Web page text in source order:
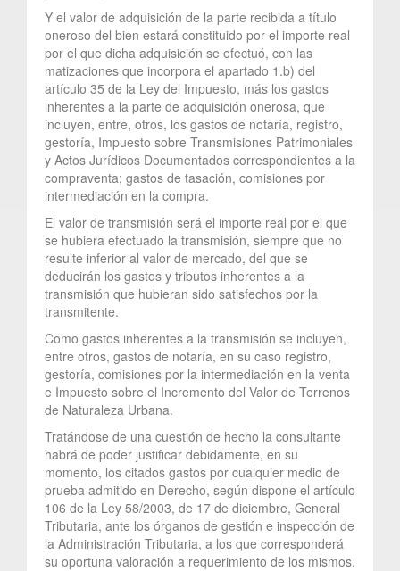
Y el valor de adquisición de la parte recibida a título
oneroso del bien estará constituido por el importe real
por el que dicha adquisición se efectuó, con las
matizaciones que incorpora el apartado 1.b) del
artículo 35 de la Ley del Impuesto, más los gastos
inherentes a la parte de adquisición onerosa, que
incluyen, entre, otros, los gastos de notaría, registro,
gestoría, Impuesto sobre Transmisiones Patrimoniales
y Actos Jurídicos Documentados correspondientes a la
compraventa; gastos de tasación, comisiones por
intermediación en la compra.
El valor de transmisión será el importe real por el que
se hubiera efectuado la transmisión, siempre que no
resulte inferior al valor de mercado, del que se
deducirán los gastos y tributos inherentes a la
transmisión que hubieran sido satisfechos por la
transmitente.
Como gastos inherentes a la transmisión se incluyen,
entre otros, gastos de notaría, en su caso registro,
gestoría, comisiones por la intermediación en la venta
e Impuesto sobre el Incremento del Valor de Terrenos
de Naturaleza Urbana.
Tratándose de una cuestión de hecho la consultante
habrá de poder justificar debidamente, en su
momento, los citados gastos por cualquier medio de
prueba admitido en Derecho, según dispone el artículo
106 de la Ley 58/2003, de 17 de diciembre, General
Tributaria, ante los órganos de gestión e inspección de
la Administración Tributaria, a los que corresponderá
su oportuna valoración a requerimiento de los mismos.